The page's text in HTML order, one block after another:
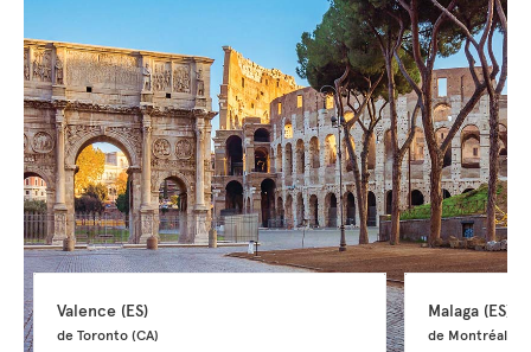
Valence (ES)
de Toronto (CA)
Malaga (ES)
de Montréal